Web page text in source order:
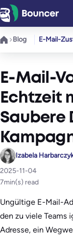
Zum
Inhalt
springen
Blog E-Mail-
E-Mail-
Echtzeit
Saubere
Izabela
2025-11-04
7min(s) read
Ungültige E-Mail-
den zu viele Teams
Adresse, ein